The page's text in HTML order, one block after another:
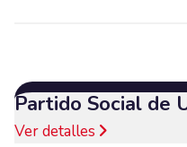
Partido Social de
Ver detalles